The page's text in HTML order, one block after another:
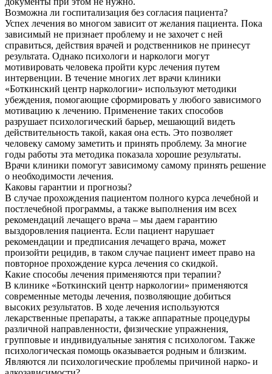
Возможна ли госпитализация без согласия пациента?
Успех лечения во многом зависит от желания пациента. Пока
зависимый не признает проблему и не захочет с ней
справиться, действия врачей и родственников не принесут
результата. Однако психологи и наркологи могут
мотивировать человека пройти курс лечения путем
интервенции. В течение многих лет врачи клиники
«Боткинский центр наркологии» используют методики
убеждения, помогающие сформировать у любого зависимого
мотивацию к лечению. Применение таких способов
разрушает психологический барьер, мешающий видеть
действительность такой, какая она есть. Это позволяет
человеку самому заметить и принять проблему. За многие
годы работы эта методика показала хорошие результаты.
Врачи клиники помогут зависимому самому принять решение
о необходимости лечения.
Каковы гарантии и прогнозы?
В случае прохождения пациентом полного курса лечебной и
постлечебной программы, а также выполнения им всех
рекомендаций лечащего врача – мы даем гарантию
выздоровления пациента. Если пациент нарушает
рекомендации и предписания лечащего врача, может
произойти рецидив, в таком случае пациент имеет право на
повторное прохождение курса лечения со скидкой.
Какие способы лечения применяются при терапии?
В клинике «Боткинский центр наркологии» применяются
современные методы лечения, позволяющие добиться
высоких результатов. В ходе лечения используются
лекарственные препараты, а также аппаратные процедуры
различной направленности, физические упражнения,
групповые и индивидуальные занятия с психологом. Также
психологическая помощь оказывается родным и близким.
Являются ли психологические проблемы причиной нарко- и